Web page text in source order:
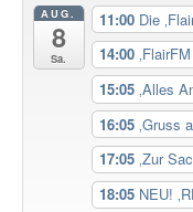
AUG.
8
Sa.
11:00 Die
14:00
15:05 ‚Alles
16:05 ‚Gruss
17:05 ‚Zur
18:05 NEU!